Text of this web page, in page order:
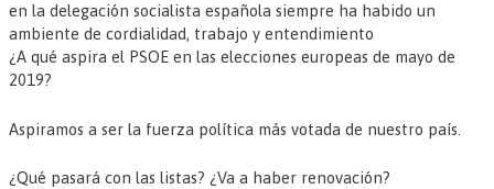
en la delegación socialista española siempre ha habido un
ambiente de cordialidad, trabajo y entendimiento
¿A qué aspira el PSOE en las elecciones europeas de mayo de
2019?
Aspiramos a ser la fuerza política más votada de nuestro país.
¿Qué pasará con las listas? ¿Va a haber renovación?